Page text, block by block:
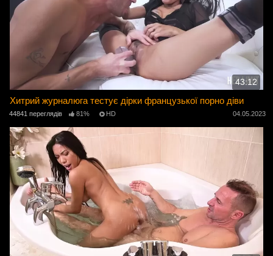
43:12
Хитрий журналюга тестує дірки французької порно діви
44841 переглядів 81% HD 04.05.2023